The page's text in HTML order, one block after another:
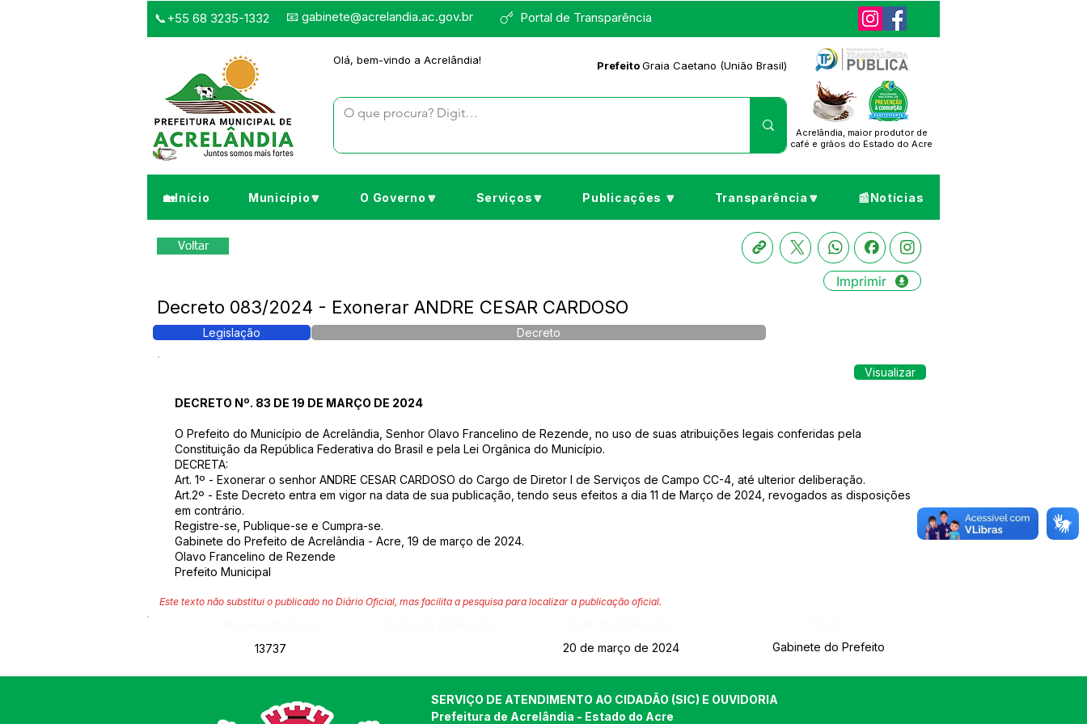
Portal de Transparência
📞+55 68 3235-1332 📧 gabinete@acrelandia.ac.gov.br
Olá, bem-vindo a Acrelândia! PrefeitoGraia Caetano (União Brasil)
Acrelândia, maior produtor de
café e grãos do Estado do Acre
🏡Início Município🔽 O Governo🔽 Serviços🔽 Publicações 🔽 Transparência🔽 📰Notícias
Voltar
Imprimir
Decreto 083/2024 - Exonerar ANDRE CESAR CARDOSO
Legislação Decreto
Visualizar
DECRETO Nº. 83 DE 19 DE MARÇO DE 2024
O Prefeito do Município de Acrelândia, Senhor Olavo Francelino de Rezende, no uso de suas atribuições legais conferidas pela
Constituição da República Federativa do Brasil e pela Lei Orgânica do Município.
DECRETA:
Art. 1º - Exonerar o senhor ANDRE CESAR CARDOSO do Cargo de Diretor l de Serviços de Campo CC-4, até ulterior deliberação.
Art.2º - Este Decreto entra em vigor na data de sua publicação, tendo seus efeitos a dia 11 de Março de 2024, revogados as disposições
em contrário.
Registre-se, Publique-se e Cumpra-se.
Gabinete do Prefeito de Acrelândia - Acre, 19 de março de 2024.
Olavo Francelino de Rezende
Prefeito Municipal
Este texto não substitui o publicado no Diário Oficial, mas facilita a pesquisa para localizar a publicação oficial.
13737
20 de março de 2024 Gabinete do Prefeito
SERVIÇO DE ATENDIMENTO AO CIDADÃO (SIC) E OUVIDORIA
Prefeitura de Acrelândia - Estado do Acre